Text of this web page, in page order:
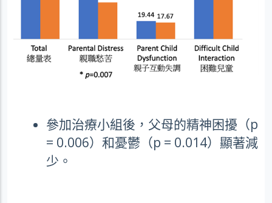
參加治療小組後，父母的精神困擾（p
= 0.006）和憂鬱（p = 0.014）顯著減
少。